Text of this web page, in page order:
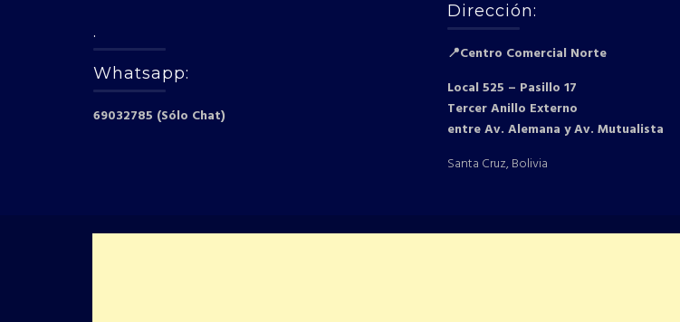
.
Whatsapp:
69032785 (Sólo Chat)
Dirección:
📍Centro Comercial Norte
Local 525 – Pasillo 17
Tercer Anillo Externo
entre Av. Alemana y Av. Mutualista
Santa Cruz, Bolivia